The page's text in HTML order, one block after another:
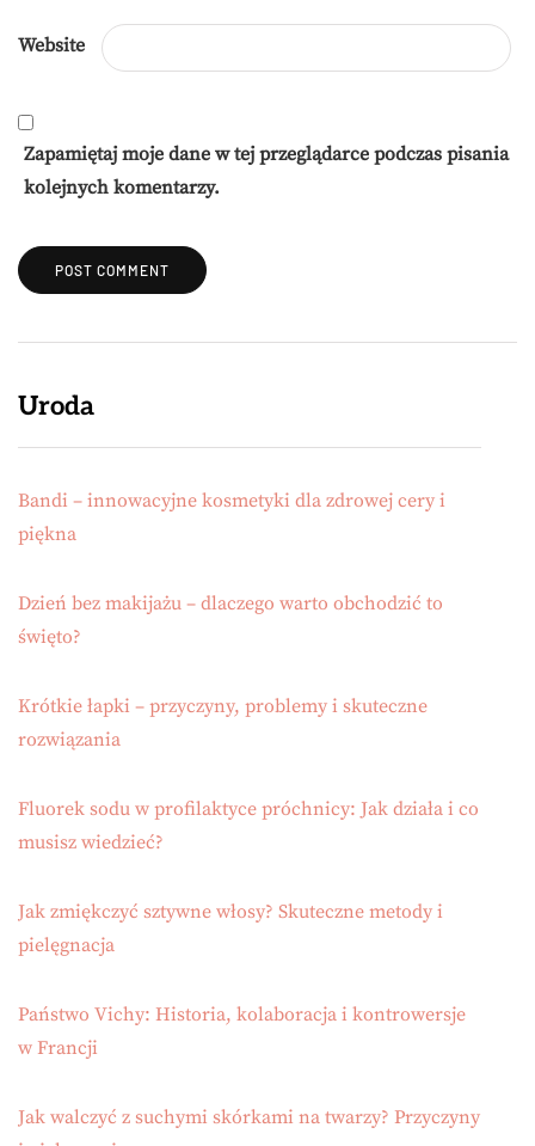
Website
Zapamiętaj moje dane w tej przeglądarce podczas pisania
kolejnych komentarzy.
Uroda
Bandi – innowacyjne kosmetyki dla zdrowej cery i
piękna
Dzień bez makijażu – dlaczego warto obchodzić to
święto?
Krótkie łapki – przyczyny, problemy i skuteczne
rozwiązania
Fluorek sodu w profilaktyce próchnicy: Jak działa i co
musisz wiedzieć?
Jak zmiękczyć sztywne włosy? Skuteczne metody i
pielęgnacja
Państwo Vichy: Historia, kolaboracja i kontrowersje
w Francji
Jak walczyć z suchymi skórkami na twarzy? Przyczyny